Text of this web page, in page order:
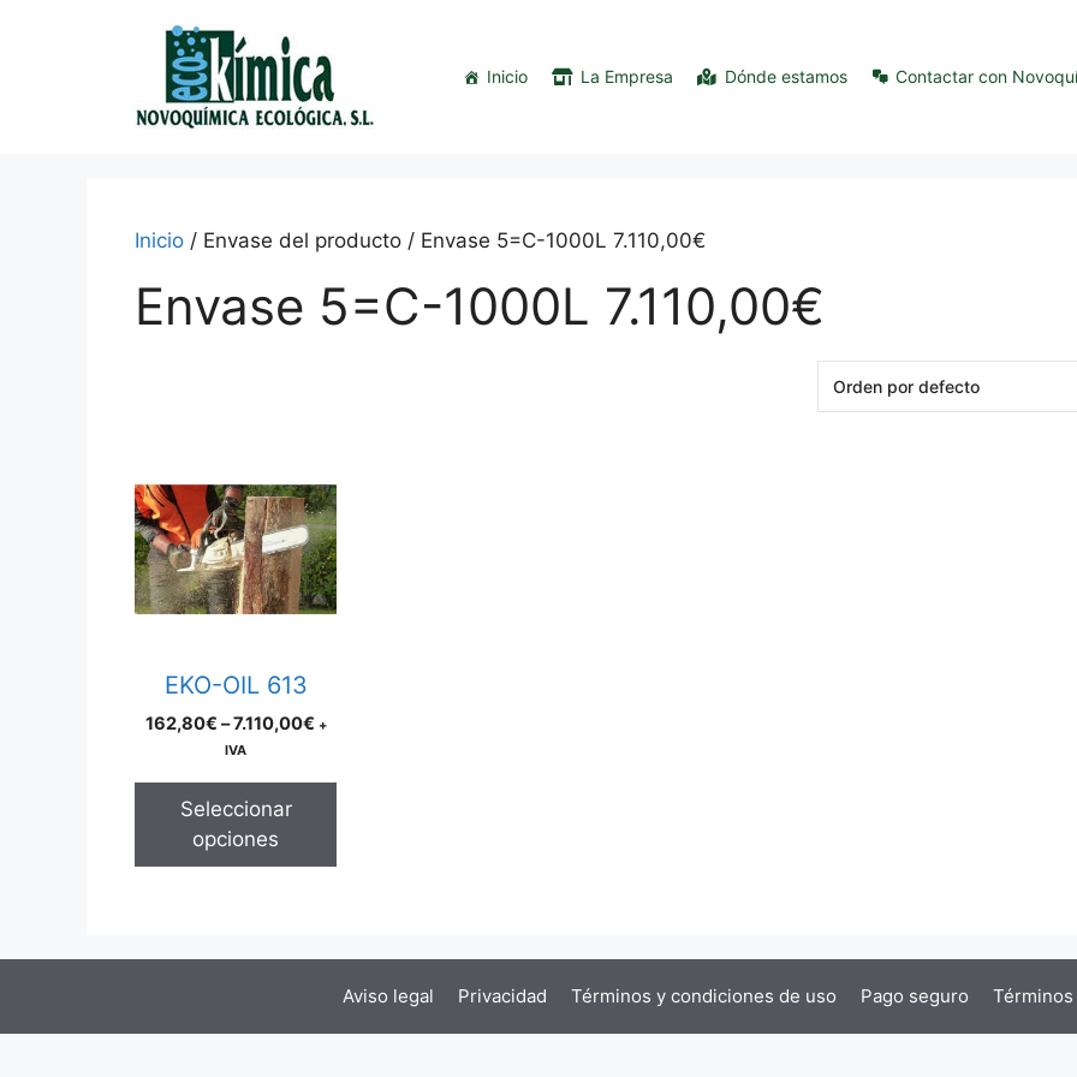
Inicio La Empresa Dónde estamos Contactar con
Inicio / Envase del producto / Envase 5=C-1000L 7.110,00€
Envase 5=C-1000L 7.110,00€
EKO-OIL 613
162,80€ –7.110,00€Price
+
IVA
Seleccionar
opciones
product
has
multiple
variants.
The
may
chosen
product
Aviso legal Privacidad Términos y condiciones de uso Pago seguro